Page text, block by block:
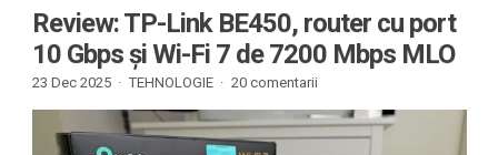
Review: TP-Link BE450, router cu port
10 Gbps și Wi-Fi 7 de 7200 Mbps MLO
23 Dec 2025 · TEHNOLOGIE · 20 comentarii